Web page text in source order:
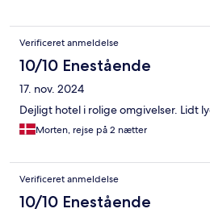
Verificeret anmeldelse
10/10 Enestående
17. nov. 2024
Dejligt hotel i rolige omgivelser. Lidt
Morten, rejse på 2 nætter
Verificeret anmeldelse
10/10 Enestående